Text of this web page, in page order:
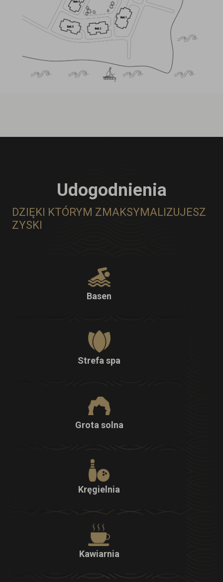
Udogodnienia
DZIĘKI KTÓRYM ZMAKSYMALIZUJESZ
ZYSKI
Basen
Strefa spa
Grota solna
Kręgielnia
Kawiarnia